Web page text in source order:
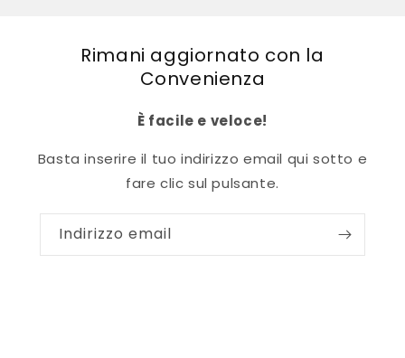
Rimani aggiornato con la
Convenienza
È facile e veloce!
Basta inserire il tuo indirizzo email qui sotto e
fare clic sul pulsante.
Indirizzo email